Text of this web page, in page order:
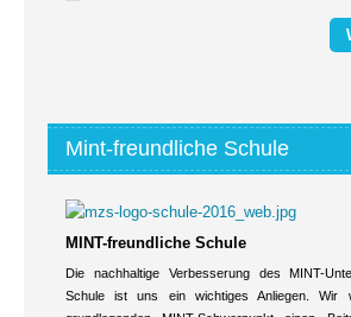
Mint-freundliche Schule
MINT-freundliche Schule
Die nachhaltige Verbesserung des MINT-
Schule ist uns ein wichtiges Anliegen. Wir